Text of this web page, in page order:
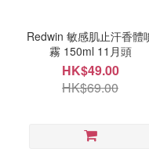
Redwin 敏感肌止汗香體
霧 150ml 11月頭
HK$49.00
HK$69.00